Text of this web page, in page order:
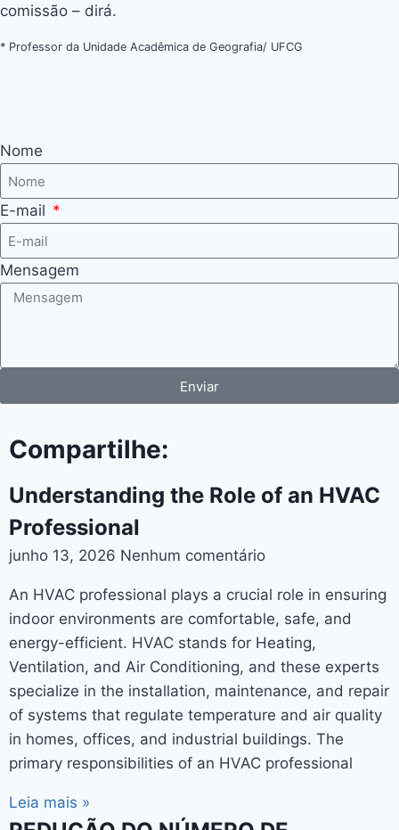
comissão – dirá.
* Professor da Unidade Acadêmica de Geografia/ UFCG
Nome
E-mail
Mensagem
Enviar
Compartilhe:
Understanding the Role of an HVAC
Professional
junho 13, 2026 Nenhum comentário
An HVAC professional plays a crucial role in ensuring
indoor environments are comfortable, safe, and
energy-efficient. HVAC stands for Heating,
Ventilation, and Air Conditioning, and these experts
specialize in the installation, maintenance, and repair
of systems that regulate temperature and air quality
in homes, offices, and industrial buildings. The
primary responsibilities of an HVAC professional
Leia mais »